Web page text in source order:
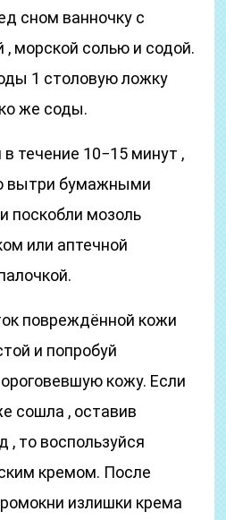
сном ванночку с
, морской солью и содой.
1 столовую ложку
же соды.
в течение 10−15 минут ,
вытри бумажными
поскобли мозоль
или аптечной
повреждённой кожи
и попробуй
кожу. Если
сошла , оставив
, то воспользуйся
кремом. После
излишки крема